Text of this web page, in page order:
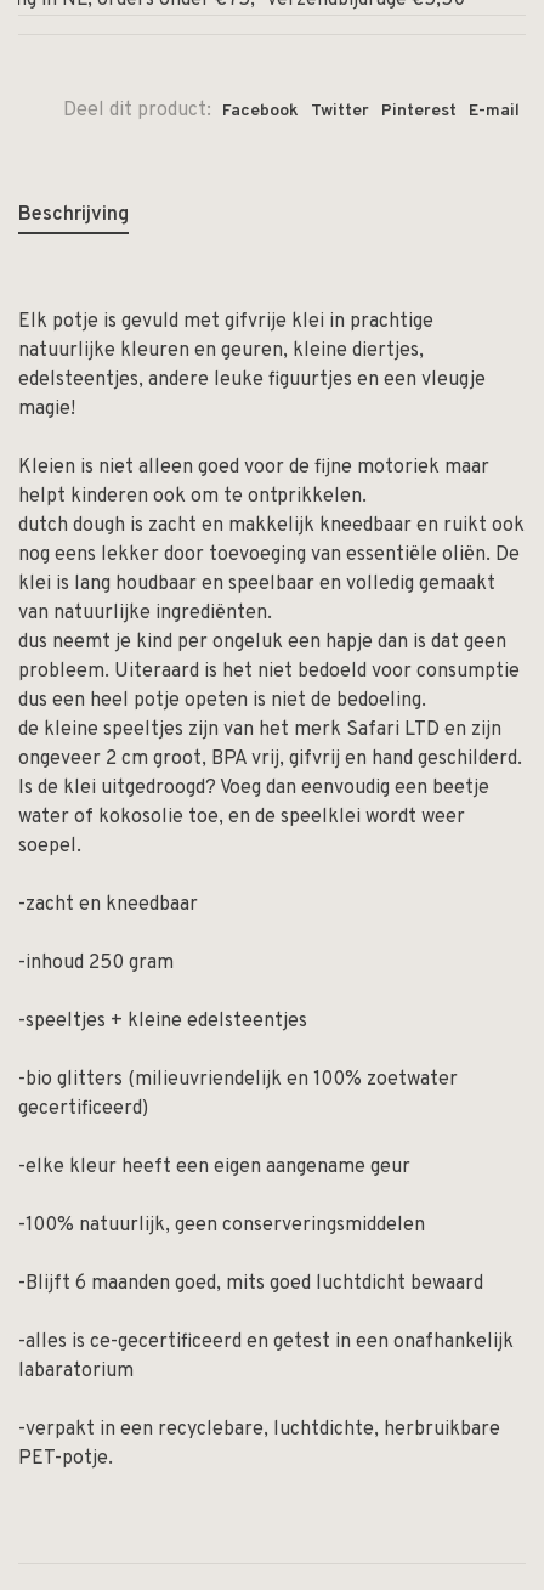
Deel dit product: Facebook Twitter Pinterest E-mail
Beschrijving
Elk potje is gevuld met gifvrije klei in prachtige
natuurlijke kleuren en geuren, kleine diertjes,
edelsteentjes, andere leuke figuurtjes en een vleugje
magie!
Kleien is niet alleen goed voor de fijne motoriek maar
helpt kinderen ook om te ontprikkelen.
dutch dough is zacht en makkelijk kneedbaar en ruikt ook
nog eens lekker door toevoeging van essentiële oliën. De
klei is lang houdbaar en speelbaar en volledig gemaakt
van natuurlijke ingrediënten.
dus neemt je kind per ongeluk een hapje dan is dat geen
probleem. Uiteraard is het niet bedoeld voor consumptie
dus een heel potje opeten is niet de bedoeling.
de kleine speeltjes zijn van het merk Safari LTD en zijn
ongeveer 2 cm groot, BPA vrij, gifvrij en hand geschilderd.
Is de klei uitgedroogd? Voeg dan eenvoudig een beetje
water of kokosolie toe, en de speelklei wordt weer
soepel.
-zacht en kneedbaar
-inhoud 250 gram
-speeltjes + kleine edelsteentjes
-bio glitters (milieuvriendelijk en 100% zoetwater
gecertificeerd)
-elke kleur heeft een eigen aangename geur
-100% natuurlijk, geen conserveringsmiddelen
-Blijft 6 maanden goed, mits goed luchtdicht bewaard
-alles is ce-gecertificeerd en getest in een onafhankelijk
labaratorium
-verpakt in een recyclebare, luchtdichte, herbruikbare
PET-potje.